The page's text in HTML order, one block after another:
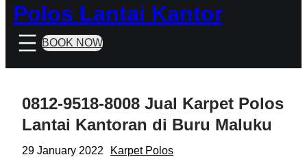
Polos Lantai Kantor
BOOK NOW
0812-9518-8008 Jual Karpet Polos
Lantai Kantoran di Buru Maluku
29 January 2022 Karpet Polos